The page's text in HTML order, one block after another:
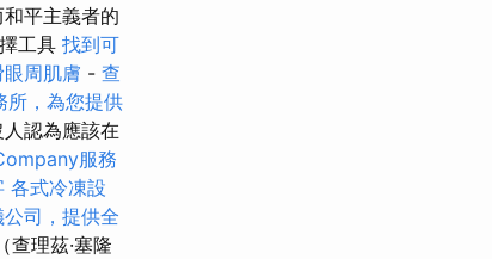
平主義者的
工具 找到可
周肌膚 - 查
所，為您提供
認為應該在
服務
各式冷凍設
司，提供全
理茲·塞隆